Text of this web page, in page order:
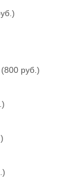
(800 руб.)